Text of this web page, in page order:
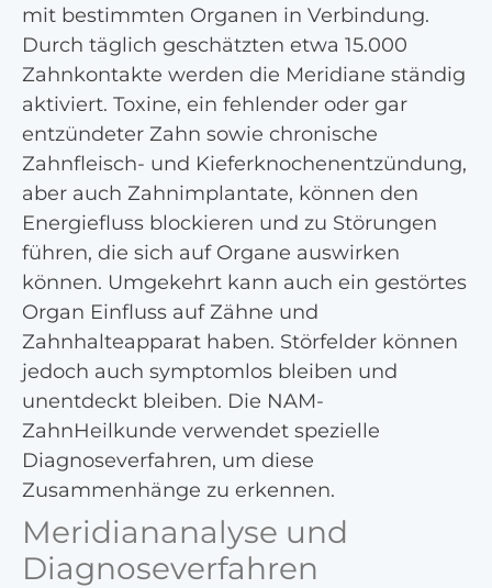
mit bestimmten Organen in Verbindung.
Durch täglich geschätzten etwa 15.000
Zahnkontakte werden die Meridiane ständig
aktiviert. Toxine, ein fehlender oder gar
entzündeter Zahn sowie chronische
Zahnfleisch- und Kieferknochenentzündung,
aber auch Zahnimplantate, können den
Energiefluss blockieren und zu Störungen
führen, die sich auf Organe auswirken
können. Umgekehrt kann auch ein gestörtes
Organ Einfluss auf Zähne und
Zahnhalteapparat haben. Störfelder können
jedoch auch symptomlos bleiben und
unentdeckt bleiben. Die NAM-
ZahnHeilkunde verwendet spezielle
Diagnoseverfahren, um diese
Zusammenhänge zu erkennen.
Meridiananalyse und
Diagnoseverfahren